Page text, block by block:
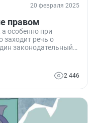
20 февраля 2025
правом
особенно при
заходит речь о
законодательный
под таким
2 446